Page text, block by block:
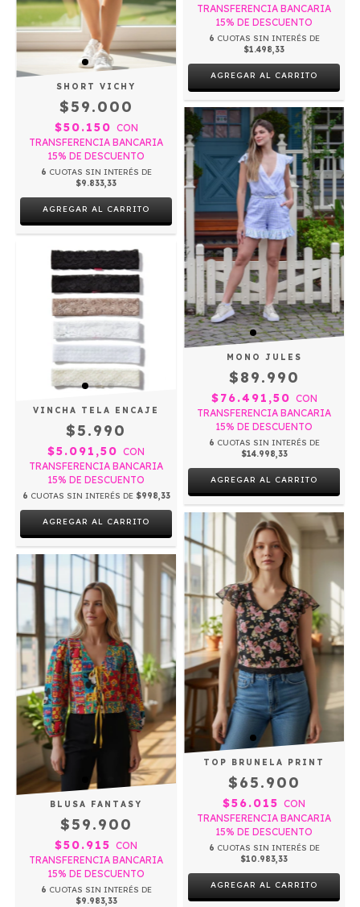
SHORT VICHY
$59.000
$50.150 CON
TRANSFERENCIA BANCARIA
15% DE DESCUENTO
6 CUOTAS SIN INTERÉS DE
$9.833,33
AGREGAR AL CARRITO
TRANSFERENCIA BANCARIA
15% DE DESCUENTO
6 CUOTAS SIN INTERÉS DE
$1.498,33
VINCHA TELA ENCAJE
$5.990
$5.091,50 CON
TRANSFERENCIA BANCARIA
15% DE DESCUENTO
6 CUOTAS SIN INTERÉS DE $998,33
AGREGAR AL CARRITO
MONO JULES
$89.990
$76.491,50 CON
TRANSFERENCIA BANCARIA
15% DE DESCUENTO
6 CUOTAS SIN INTERÉS DE
$14.998,33
AGREGAR AL CARRITO
BLUSA FANTASY
$59.900
$50.915 CON
TRANSFERENCIA BANCARIA
15% DE DESCUENTO
6 CUOTAS SIN INTERÉS DE
$9.983,33
TOP BRUNELA PRINT
$65.900
$56.015 CON
TRANSFERENCIA BANCARIA
15% DE DESCUENTO
6 CUOTAS SIN INTERÉS DE
$10.983,33
AGREGAR AL CARRITO